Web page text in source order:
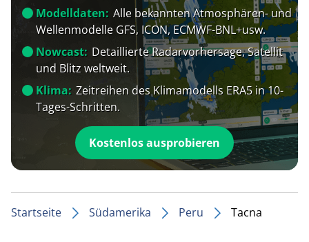
Modelldaten: Alle bekannten Atmosphären- und
Wellenmodelle GFS, ICON, ECMWF-BNL+usw.
Nowcast: Detaillierte Radarvorhersage, Satellit
und Blitz weltweit.
Klima: Zeitreihen des Klimamodells ERA5 in 10-
Tages-Schritten.
Kostenlos ausprobieren
Startseite Südamerika Peru Tacna